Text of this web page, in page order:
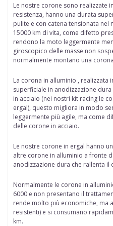
Le nostre corone sono realizzate in
resistenza, hanno una durata
pulite e con catena tensionata
15000 km di vita, come difetto
rendono la moto leggermente
giroscopico delle masse non
normalmente montano una
La corona in alluminio , realizzata
superficiale in anodizzazione
in acciaio (nei nostri kit racing le
ergal), questo migliora in modo
leggermente più agile, ma come
delle corone in acciaio.
Le nostre corone in ergal hanno
altre corone in alluminio a fronte
anodizzazione dura che rallenta il
Normalmente le corone in
6000 e non presentano il
rende molto più economiche, ma
resistenti) e si consumano
km.